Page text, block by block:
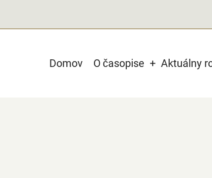
Main
Domov O časopise Aktuálny